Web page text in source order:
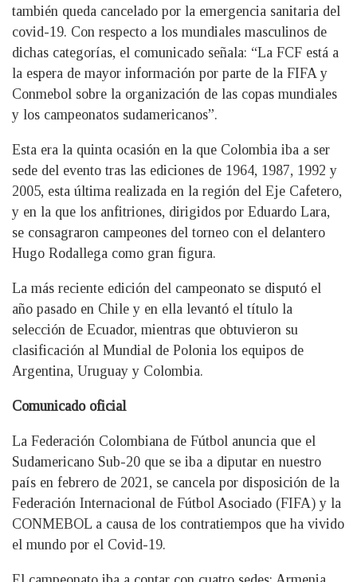
también queda cancelado por la emergencia sanitaria del
covid-19. Con respecto a los mundiales masculinos de
dichas categorías, el comunicado señala: “La FCF está a
la espera de mayor información por parte de la FIFA y
Conmebol sobre la organización de las copas mundiales
y los campeonatos sudamericanos”.
Esta era la quinta ocasión en la que Colombia iba a ser
sede del evento tras las ediciones de 1964, 1987, 1992 y
2005, esta última realizada en la región del Eje Cafetero,
y en la que los anfitriones, dirigidos por Eduardo Lara,
se consagraron campeones del torneo con el delantero
Hugo Rodallega como gran figura.
La más reciente edición del campeonato se disputó el
año pasado en Chile y en ella levantó el título la
selección de Ecuador, mientras que obtuvieron su
clasificación al Mundial de Polonia los equipos de
Argentina, Uruguay y Colombia.
Comunicado oficial
La Federación Colombiana de Fútbol anuncia que el
Sudamericano Sub-20 que se iba a diputar en nuestro
país en febrero de 2021, se cancela por disposición de la
Federación Internacional de Fútbol Asociado (FIFA) y la
CONMEBOL a causa de los contratiempos que ha vivido
el mundo por el Covid-19.